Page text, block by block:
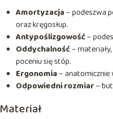
Amortyzacja – podeszwa
oraz kręgosłup.
Antypoślizgowość –
Oddychalność –
poceniu się stóp.
Ergonomia –
Odpowiedni rozmiar–
Materiał